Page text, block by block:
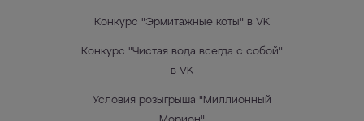
Конкурс "Эрмитажные коты" в VK
Конкурс "Чистая вода всегда с собой"
в VK
Условия розыгрыша "Миллионный